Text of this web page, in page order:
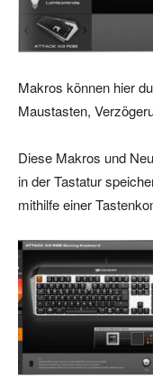
Makros können hier
Maustasten,
Diese Makros und
in der Tastatur
mithilfe einer